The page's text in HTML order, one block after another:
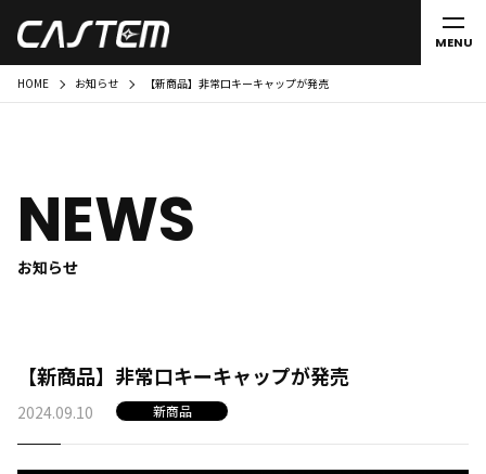
MENU
HOME お知らせ 【新商品】非常口キーキャップが発売
NEWS
お知らせ
【新商品】非常口キーキャップが発売
2024.09.10 新商品